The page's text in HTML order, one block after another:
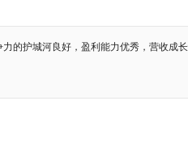
的护城河良好，盈利能力优秀，营收成